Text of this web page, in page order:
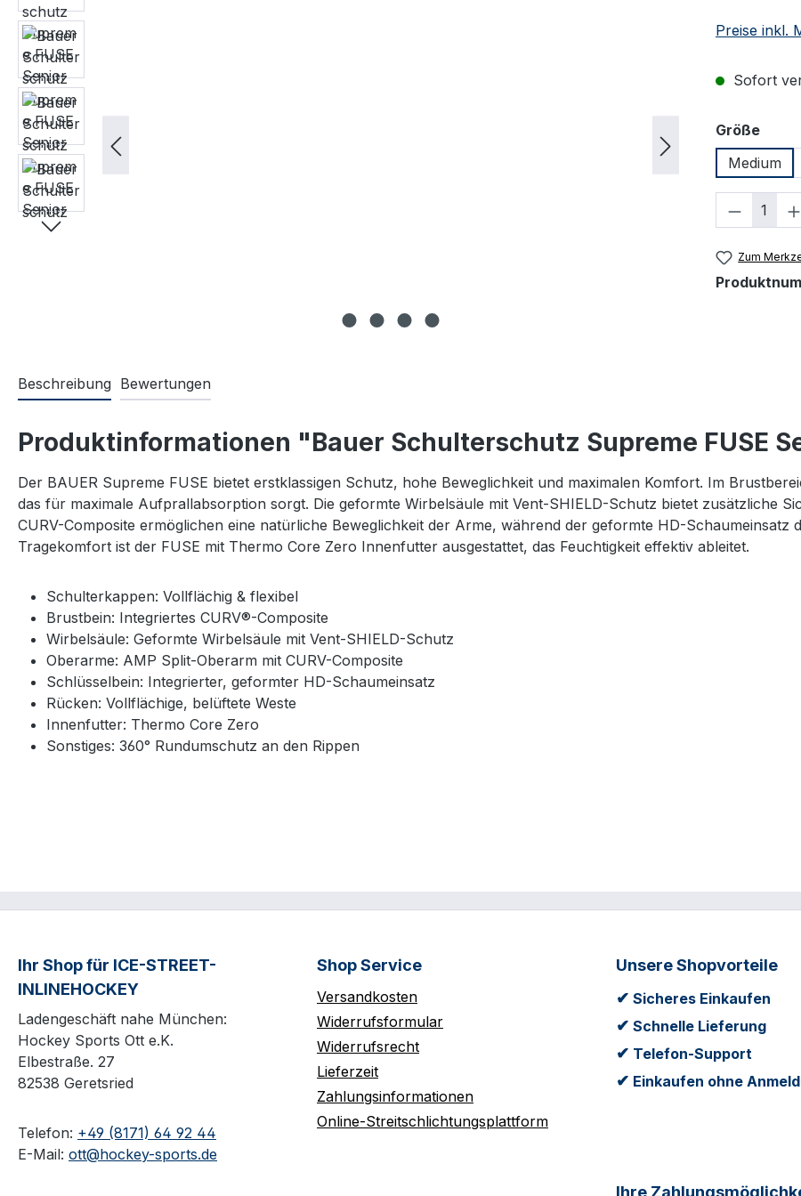
Preise inkl.
Sofort
Größe
Medium
Zum
Beschreibung Bewertungen
Produktinformationen "Bauer Schulterschutz Supreme FUSE
Der BAUER Supreme FUSE bietet erstklassigen Schutz, hohe Beweglichkeit und maximalen Komfort. Im
das für maximale Aufprallabsorption sorgt. Die geformte Wirbelsäule mit Vent-SHIELD-Schutz bietet zusätzliche
CURV-Composite ermöglichen eine natürliche Beweglichkeit der Arme, während der geformte HD-Schaumeinsatz
Tragekomfort ist der FUSE mit Thermo Core Zero Innenfutter ausgestattet, das Feuchtigkeit effektiv ableitet.
Schulterkappen: Vollflächig & flexibel
Brustbein: Integriertes CURV®-Composite
Wirbelsäule: Geformte Wirbelsäule mit Vent-SHIELD-Schutz
Oberarme: AMP Split-Oberarm mit CURV-Composite
Schlüsselbein: Integrierter, geformter HD-Schaumeinsatz
Rücken: Vollflächige, belüftete Weste
Innenfutter: Thermo Core Zero
Sonstiges: 360° Rundumschutz an den Rippen
Ihr Shop für ICE-STREET-
INLINEHOCKEY
Ladengeschäft nahe München:
Hockey Sports Ott e.K.
Elbestraße. 27
82538 Geretsried
Telefon: +49 (8171) 64 92 44
E-Mail: ott@hockey-sports.de
Shop Service
Versandkosten
Widerrufsformular
Widerrufsrecht
Lieferzeit
Zahlungsinformationen
Online-Streitschlichtungsplattform
Unsere Shopvorteile
✔ Sicheres Einkaufen
✔ Schnelle Lieferung
✔ Telefon-Support
✔ Einkaufen ohne
Ihre